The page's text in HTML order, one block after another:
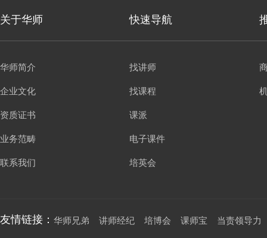
动结合起来，实现全面
关于华师 快速导航
华师简介
企业文化
资质证书
业务范畴
联系我们
找讲师
找课程
课派
电子课件
培英会
友情链接： 华师兄弟 讲师经纪 培博会 课师宝 当责领导力